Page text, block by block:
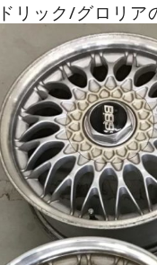
リック/グロリ